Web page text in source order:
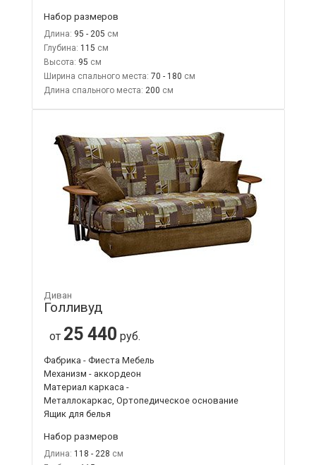
Набор размеров
Длина: 95 - 205
Глубина: 115
Высота: 95
Ширина спального места: 70 - 180
Длина спального места: 200
Диван
Голливуд
от 25 440 руб.
Фабрика - Фиеста Мебель
Механизм - аккордеон
Материал каркаса -
Металлокаркас, Ортопедическое основание
Ящик для белья
Набор размеров
Длина: 118 - 228